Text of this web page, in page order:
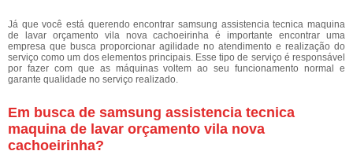
Já que você está querendo encontrar samsung assistencia tecnica maquina
de lavar orçamento vila nova cachoeirinha é importante encontrar uma
empresa que busca proporcionar agilidade no atendimento e realização do
serviço como um dos elementos principais. Esse tipo de serviço é responsável
por fazer com que as máquinas voltem ao seu funcionamento normal e
garante qualidade no serviço realizado.
Em busca de samsung assistencia tecnica
maquina de lavar orçamento vila nova
cachoeirinha?